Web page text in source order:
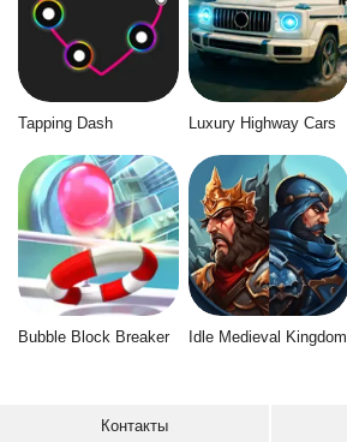
Tapping Dash Luxury Highway Cars
Bubble Block Breaker Idle Medieval Kingdom
Контакты